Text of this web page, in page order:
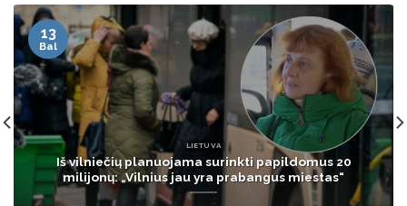
LIETUVA
Armonaitė: Vilniuje norime patekti į antrą turą ir
laimėti
13
Bal